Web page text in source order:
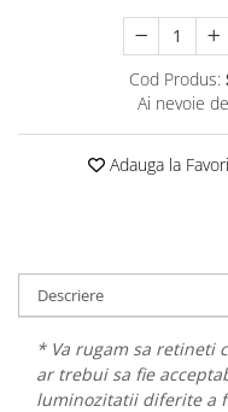
Cod Produs:
Ai nevoie
Adauga la
Descriere
* Va rugam sa retineti
ar trebui sa fie
luminozitatii diferite a